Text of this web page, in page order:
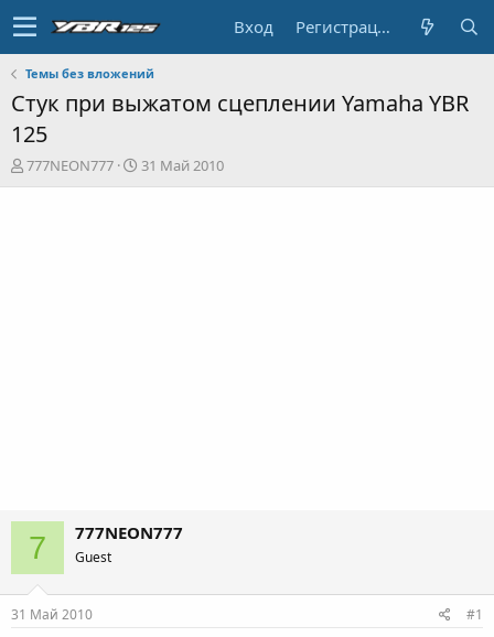
Вход Регистрация
Темы без вложений
Стук при выжатом сцеплении Yamaha YBR
125
А
в
777NEON777
Д
а
31 Май 2010
7 777NEON777
Guest
31 Май 2010 #1